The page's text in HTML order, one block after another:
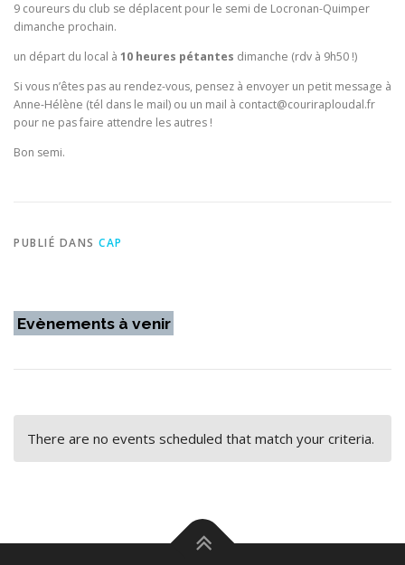
9 coureurs du club se déplacent pour le semi de Locronan-Quimper
dimanche prochain.
un départ du local à 10 heures pétantes dimanche (rdv à 9h50 !)
Si vous n’êtes pas au rendez-vous, pensez à envoyer un petit message à
Anne-Hélène (tél dans le mail) ou un mail à contact@couriraploudal.fr
pour ne pas faire attendre les autres !
Bon semi.
PUBLIÉ DANS CAP
Evènements à venir
There are no events scheduled that match your criteria.